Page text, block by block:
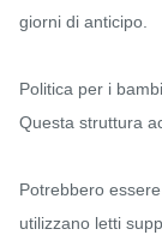
giorni di anticipo.
Politica per i
Questa struttura
Potrebbero
utilizzano letti